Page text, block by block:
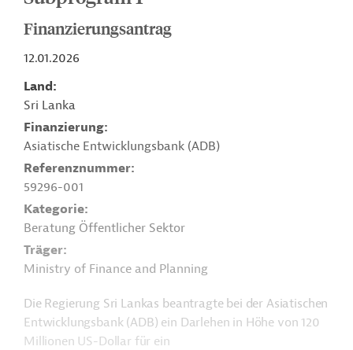
Finanzierungsantrag
12.01.2026
Land
Sri Lanka
Finanzierung
Asiatische Entwicklungsbank (ADB)
Referenznummer
59296-001
Kategorie
Beratung Öffentlicher Sektor
Träger
Ministry of Finance and Planning
Die Regierung Sri Lankas beantragte bei der Asiatischen
Entwicklungsbank (ADB) ein Darlehen in Höhe von 120
Millionen US-Dollar für ein